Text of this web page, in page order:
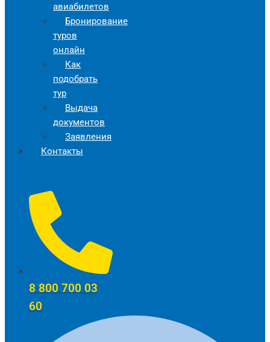
авиабилетов
Бронирование
туров
онлайн
Как
подобрать
тур
Выдача
документов
Заявления
Контакты
8 800 700 03
60